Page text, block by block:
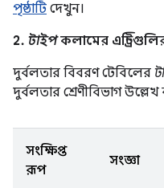
পৃষ্ঠাটি দেখুন।
2. টাইপকলামের
দুর্বলতার বিবরণ টেবিলের
দুর্বলতার শ্রেণীবিভাগ উল্লেখ
সংক্ষিপ্ত
রূপ
সংজ্ঞা